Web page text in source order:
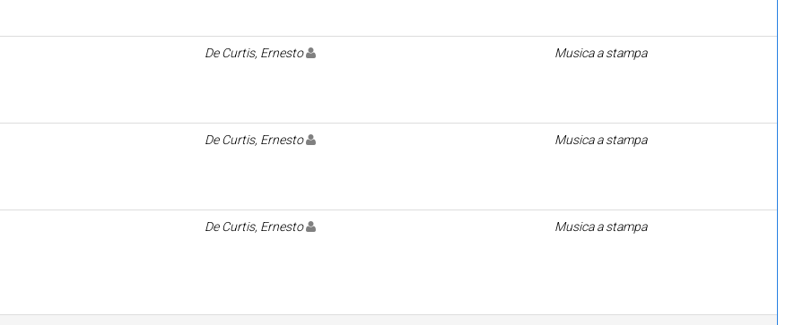
De Curtis, Ernesto Musica a stampa
De Curtis, Ernesto Musica a stampa
De Curtis, Ernesto Musica a stampa